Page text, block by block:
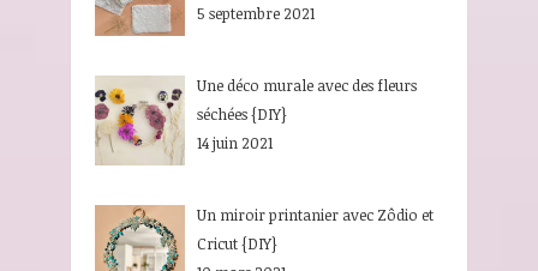
5 septembre 2021
Une déco murale avec des fleurs
séchées {DIY}
14 juin 2021
Un miroir printanier avec Zôdio et
Cricut {DIY}